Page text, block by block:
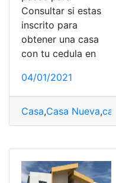
Consultar si estas
inscrito para
obtener una casa
con tu cedula en
04/01/2021
Casa,Casa Nueva,